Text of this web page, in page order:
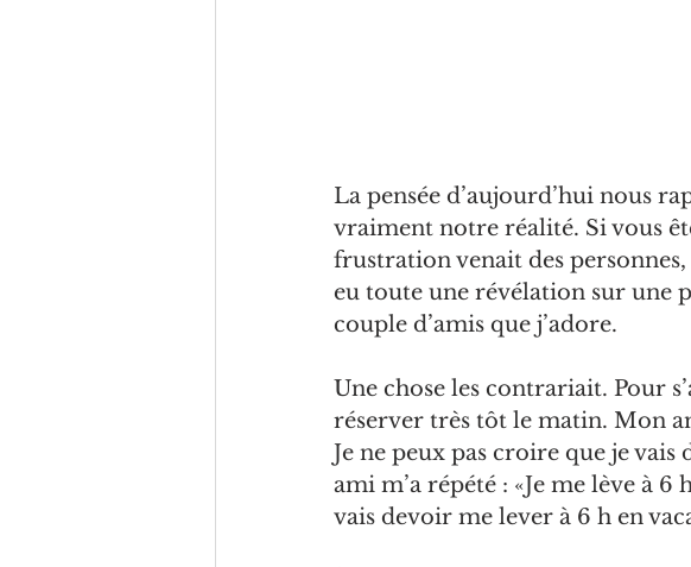
La pensée d’aujourd’hui nous
vraiment notre réalité. Si vous
frustration venait des personnes,
eu toute une révélation sur une
couple d’amis que j’adore.
Une chose les contrariait. Pour
réserver très tôt le matin. Mon
Je ne peux pas croire que je
ami m’a répété : «Je me lève à
vais devoir me lever à 6 h en